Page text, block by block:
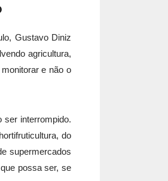
Gustavo Diniz
agricultura,
e não o
ser interrompido.
do
supermercados
possa ser, se